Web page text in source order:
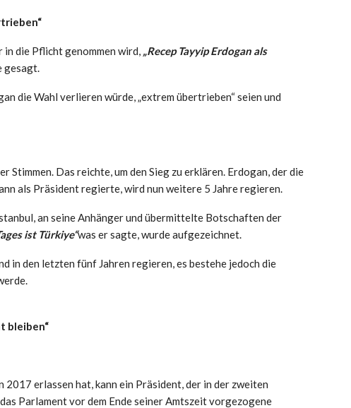
in die Pflicht genommen wird, „Recep Tayyip Erdogan als
gesagt.
die Wahl verlieren würde, „extrem übertrieben“ seien und
Das reichte, um den Sieg zu erklären. Erdogan, der die
als Präsident regierte, wird nun weitere 5 Jahre regieren.
an seine Anhänger und übermittelte Botschaften der
ist Türkiye“was er sagte, wurde aufgezeichnet.
in den letzten fünf Jahren regieren, es bestehe jedoch die
bleiben“
2017 erlassen hat, kann ein Präsident, der in der zweiten
Parlament vor dem Ende seiner Amtszeit vorgezogene